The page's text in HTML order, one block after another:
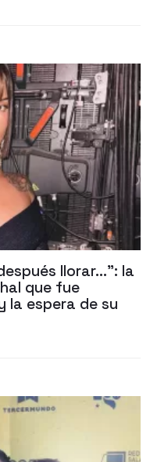
llorar...": la
que fue
la espera de su